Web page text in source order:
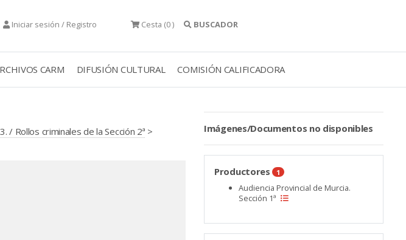
Iniciar sesión / Registro Cesta (0 ) BUSCADOR
CARM DIFUSIÓN CULTURAL COMISIÓN CALIFICADORA
/ Rollos criminales de la Sección 2ª >
Imágenes/Documentos no disponibles
Productores 1
Audiencia Provincial de Murcia.
Sección 1ª